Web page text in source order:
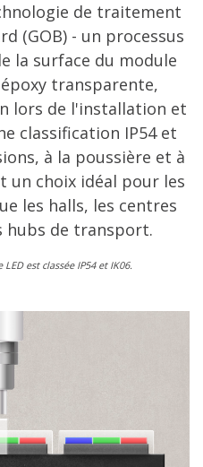
de traitement
(GOB) - un processus
la surface du module
époxy transparente,
lors de l'installation et
classification IP54 et
à la poussière et à
un choix idéal pour les
les halls, les centres
hubs de transport.
est classée IP54 et IK06.​